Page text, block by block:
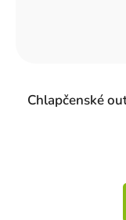
Chlapčenské